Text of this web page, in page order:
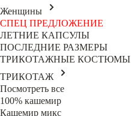
Женщины
СПЕЦ ПРЕДЛОЖЕНИЕ
ЛЕТНИЕ КАПСУЛЫ
ПОСЛЕДНИЕ РАЗМЕРЫ
ТРИКОТАЖНЫЕ КОСТЮМЫ
ТРИКОТАЖ
Посмотреть все
100% кашемир
Кашемир микс